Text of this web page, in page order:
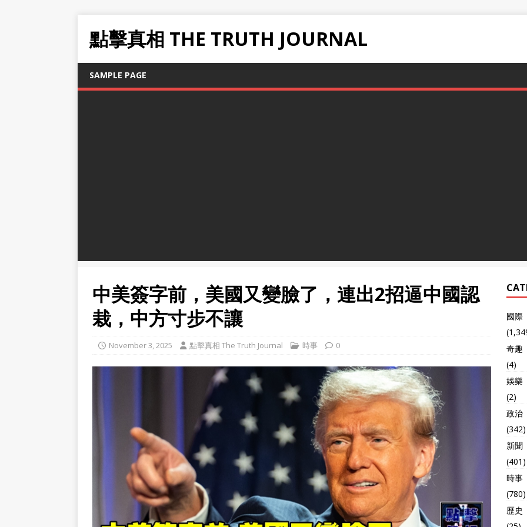
點擊真相 THE TRUTH JOURNAL
SAMPLE PAGE
中美簽字前，美國又變臉了，連出2招逼中國認
栽，中方寸步不讓
November 3, 2025 點擊真相 The Truth Journal 時事 0
國際
奇趣
(4)
娛樂
(2)
政治
(342)
新聞
(401)
時事
(780)
歷史